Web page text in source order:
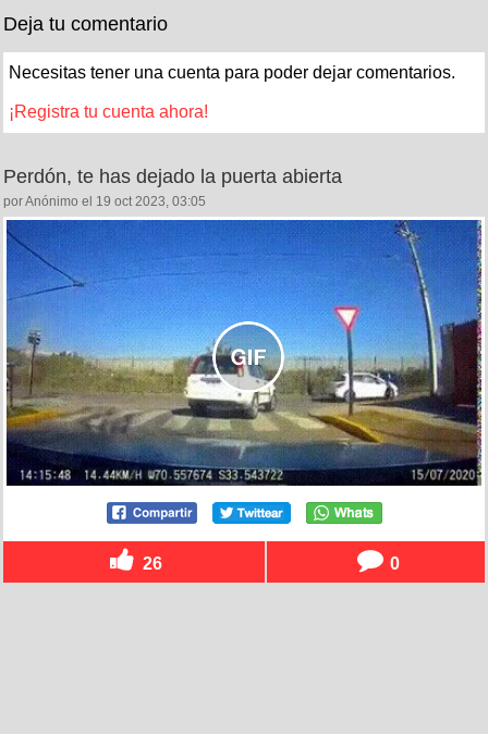
Deja tu comentario
Necesitas tener una cuenta para poder dejar comentarios.
¡Registra tu cuenta ahora!
Perdón, te has dejado la puerta abierta
por Anónimo el 19 oct 2023, 03:05
26 0